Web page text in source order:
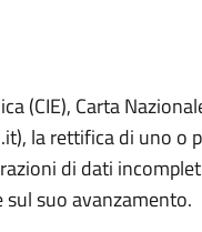
(CIE), Carta
la rettifica di uno
di dati
suo avanzamento.